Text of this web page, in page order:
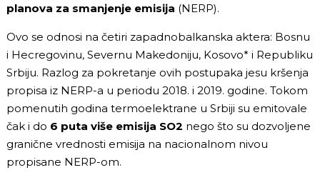
planova za smanjenje emisija (NERP).
Ovo se odnosi na četiri zapadnobalkanska aktera: Bosnu
i Hecregovinu, Severnu Makedoniju, Kosovo* i Republiku
Srbiju. Razlog za pokretanje ovih postupaka jesu kršenja
propisa iz NERP-a u periodu 2018. i 2019. godine. Tokom
pomenutih godina termoelektrane u Srbiji su emitovale
čak i do 6 puta više emisija SO2 nego što su dozvoljene
granične vrednosti emisija na nacionalnom nivou
propisane NERP-om.